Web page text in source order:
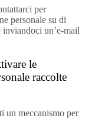
per
personale su di
inviandoci un’e-mail
le
raccolte
un meccanismo per